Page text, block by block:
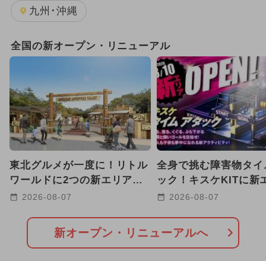
夏休み（日帰り）
2024年4月のイベント
2024年9月のイベント
2024年3月のイベント
2024年10月のイベント
2024年2月のイベント ワークショップ
2024年11月のイベント
九州･沖縄
全国の新オープン・リニューアル
東北グルメが一度に！リトル
ワールドに2つの新エリア誕
生 弓矢や宝石探しも！
2026-08-07
全身で挑む障害物タイ
ック！キスケKITに新
が誕生【愛媛・松山】
2026-08-07
新オープン・リニューアルへ